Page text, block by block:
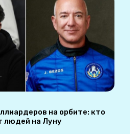
на орбите: кто
людей на Луну